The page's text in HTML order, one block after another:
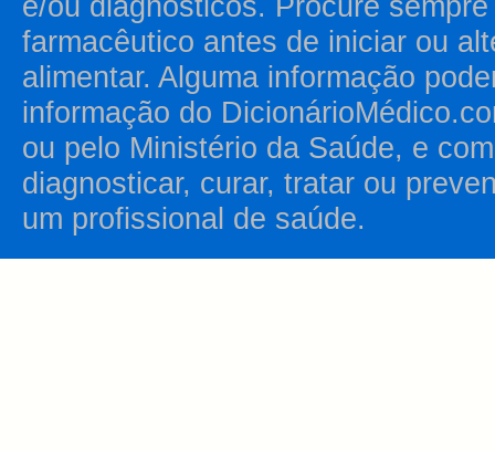
farmacêutico antes de iniciar ou
alimentar. Alguma informação
informação do
ou pelo Ministério da Saúde, e
diagnosticar, curar, tratar ou
um profissional de saúde.